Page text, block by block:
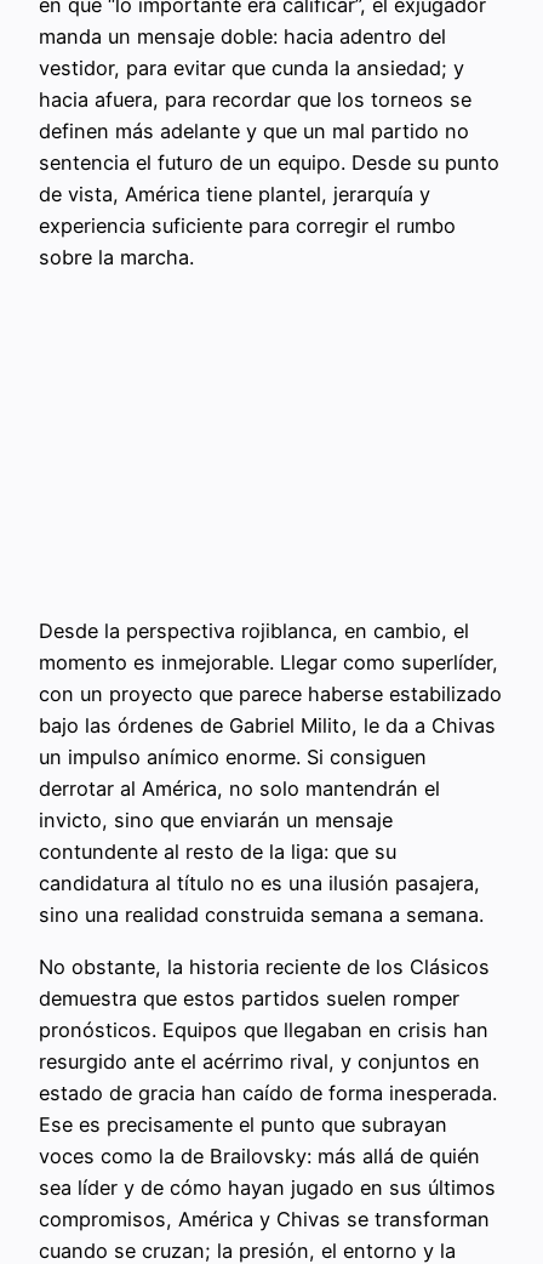
manda un mensaje doble: hacia adentro del
vestidor, para evitar que cunda la ansiedad; y
hacia afuera, para recordar que los torneos se
definen más adelante y que un mal partido no
sentencia el futuro de un equipo. Desde su punto
de vista, América tiene plantel, jerarquía y
experiencia suficiente para corregir el rumbo
sobre la marcha.
Desde la perspectiva rojiblanca, en cambio, el
momento es inmejorable. Llegar como superlíder,
con un proyecto que parece haberse estabilizado
bajo las órdenes de Gabriel Milito, le da a Chivas
un impulso anímico enorme. Si consiguen
derrotar al América, no solo mantendrán el
invicto, sino que enviarán un mensaje
contundente al resto de la liga: que su
candidatura al título no es una ilusión pasajera,
sino una realidad construida semana a semana.
No obstante, la historia reciente de los Clásicos
demuestra que estos partidos suelen romper
pronósticos. Equipos que llegaban en crisis han
resurgido ante el acérrimo rival, y conjuntos en
estado de gracia han caído de forma inesperada.
Ese es precisamente el punto que subrayan
voces como la de Brailovsky: más allá de quién
sea líder y de cómo hayan jugado en sus últimos
compromisos, América y Chivas se transforman
cuando se cruzan; la presión, el entorno y la